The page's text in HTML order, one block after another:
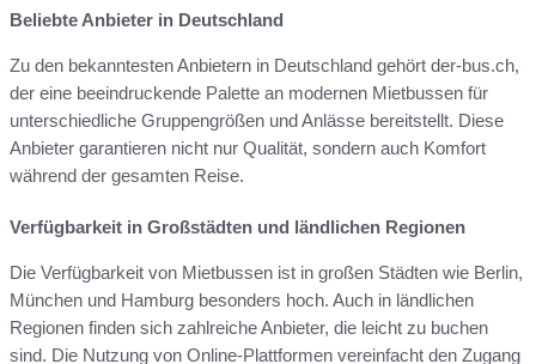
Beliebte Anbieter in Deutschland
Zu den bekanntesten Anbietern in Deutschland gehört der-bus.ch,
der eine beeindruckende Palette an modernen Mietbussen für
unterschiedliche Gruppengrößen und Anlässe bereitstellt. Diese
Anbieter garantieren nicht nur Qualität, sondern auch Komfort
während der gesamten Reise.
Verfügbarkeit in Großstädten und ländlichen Regionen
Die Verfügbarkeit von Mietbussen ist in großen Städten wie Berlin,
München und Hamburg besonders hoch. Auch in ländlichen
Regionen finden sich zahlreiche Anbieter, die leicht zu buchen
sind. Die Nutzung von Online-Plattformen vereinfacht den Zugang